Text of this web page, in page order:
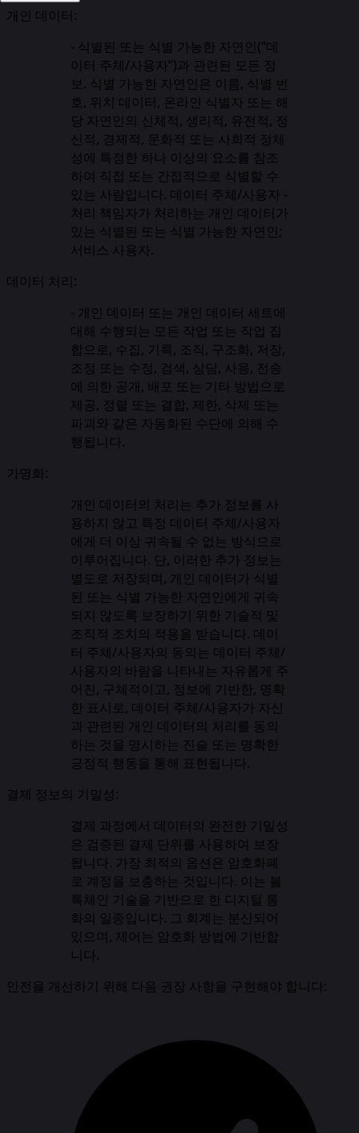
개인 데이터:
- 식별된 또는 식별 가능한 자연인(“데
이터 주체/사용자”)과 관련된 모든 정
보. 식별 가능한 자연인은 이름, 식별 번
호, 위치 데이터, 온라인 식별자 또는 해
당 자연인의 신체적, 생리적, 유전적, 정
신적, 경제적, 문화적 또는 사회적 정체
성에 특정한 하나 이상의 요소를 참조
하여 직접 또는 간접적으로 식별할 수
있는 사람입니다. 데이터 주체/사용자 -
처리 책임자가 처리하는 개인 데이터가
있는 식별된 또는 식별 가능한 자연인;
서비스 사용자.
데이터 처리:
- 개인 데이터 또는 개인 데이터 세트에
대해 수행되는 모든 작업 또는 작업 집
합으로, 수집, 기록, 조직, 구조화, 저장,
조정 또는 수정, 검색, 상담, 사용, 전송
에 의한 공개, 배포 또는 기타 방법으로
제공, 정렬 또는 결합, 제한, 삭제 또는
파괴와 같은 자동화된 수단에 의해 수
행됩니다.
가명화:
개인 데이터의 처리는 추가 정보를 사
용하지 않고 특정 데이터 주체/사용자
에게 더 이상 귀속될 수 없는 방식으로
이루어집니다. 단, 이러한 추가 정보는
별도로 저장되며, 개인 데이터가 식별
된 또는 식별 가능한 자연인에게 귀속
되지 않도록 보장하기 위한 기술적 및
조직적 조치의 적용을 받습니다. 데이
터 주체/사용자의 동의는 데이터 주체/
사용자의 바람을 나타내는 자유롭게 주
어진, 구체적이고, 정보에 기반한, 명확
한 표시로, 데이터 주체/사용자가 자신
과 관련된 개인 데이터의 처리를 동의
하는 것을 명시하는 진술 또는 명확한
긍정적 행동을 통해 표현됩니다.
결제 정보의 기밀성:
결제 과정에서 데이터의 완전한 기밀성
은 검증된 결제 단위를 사용하여 보장
됩니다. 가장 최적의 옵션은 암호화폐
로 계정을 보충하는 것입니다. 이는 블
록체인 기술을 기반으로 한 디지털 통
화의 일종입니다. 그 회계는 분산되어
있으며, 제어는 암호화 방법에 기반합
니다.
안전을 개선하기 위해 다음 권장 사항을 구현해야 합니다: